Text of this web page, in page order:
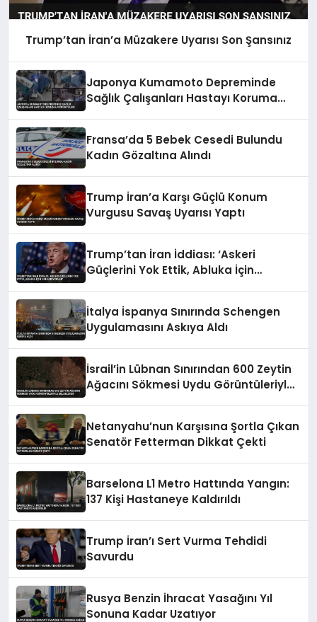
Trump’tan İran’a Müzakere Uyarısı Son Şansınız
Japonya Kumamoto Depreminde
Sağlık Çalışanları Hastayı Koruma
Fransa’da 5 Bebek Cesedi Bulundu
Kadın Gözaltına Alındı
Trump İran’a Karşı Güçlü Konum
Vurgusu Savaş Uyarısı Yaptı
Trump’tan İran İddiası: ‘Askeri
Güçlerini Yok Ettik, Abluka İçin
İtalya İspanya Sınırında Schengen
Uygulamasını Askıya Aldı
İsrail’in Lübnan Sınırından 600 Zeytin
Ağacını Sökmesi Uydu Görüntüleriyle
Netanyahu’nun Karşısına Şortla Çıkan
Senatör Fetterman Dikkat Çekti
Barselona L1 Metro Hattında Yangın:
137 Kişi Hastaneye Kaldırıldı
Trump İran’ı Sert Vurma Tehdidi
Savurdu
Rusya Benzin İhracat Yasağını Yıl
Sonuna Kadar Uzatıyor